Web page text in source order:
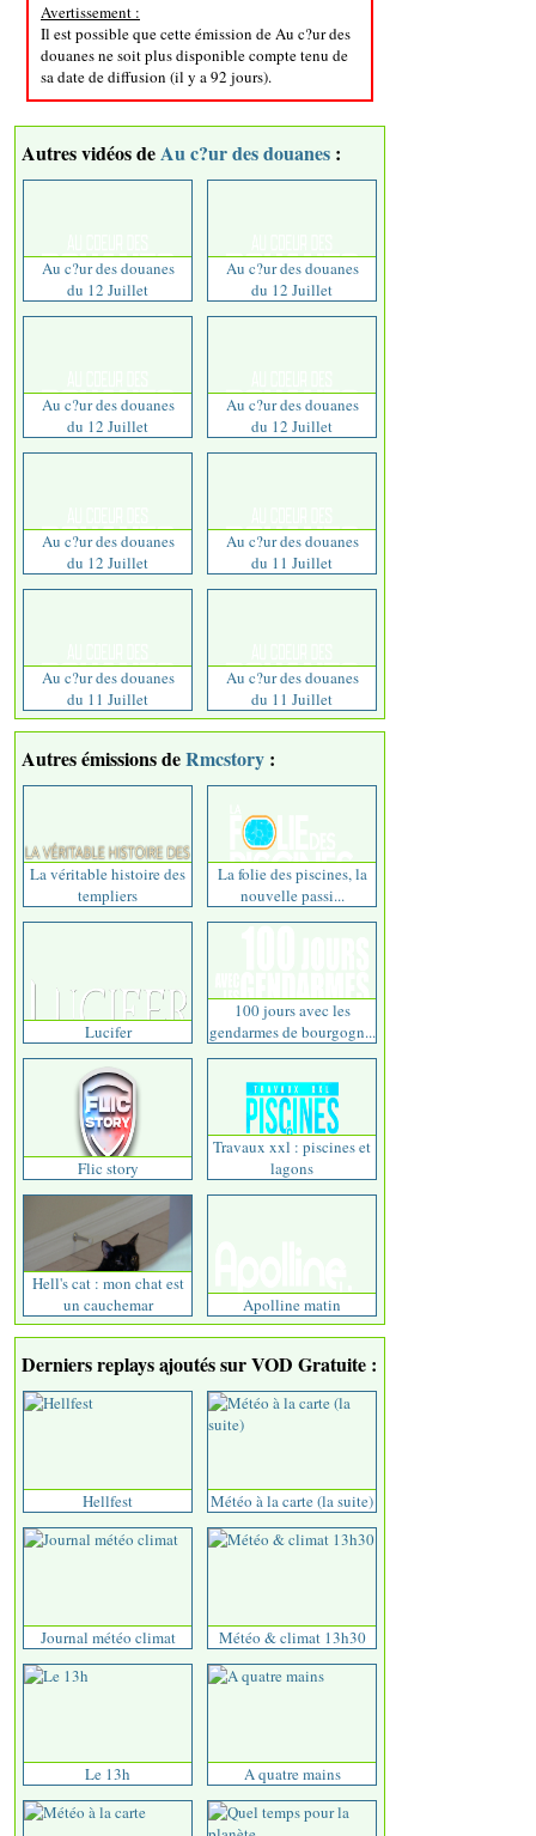
Avertissement :
Il est possible que cette émission de Au c?ur des
douanes ne soit plus disponible compte tenu de
sa date de diffusion (il y a 92 jours).
Autres vidéos deAu c?ur des douanes :
Au c?ur des douanes
du 12 Juillet
Au c?ur des douanes
du 12 Juillet
Au c?ur des douanes
du 12 Juillet
Au c?ur des douanes
du 12 Juillet
Au c?ur des douanes
du 12 Juillet
Au c?ur des douanes
du 11 Juillet
Au c?ur des douanes
du 11 Juillet
Au c?ur des douanes
du 11 Juillet
Autres émissions deRmcstory :
La véritable histoire des
templiers
La folie des piscines, la
nouvelle passi...
Lucifer
100 jours avec les
gendarmes de bourgogn...
Flic story
Travaux xxl : piscines et
lagons
Hell's cat : mon chat est
un cauchemar
Apolline matin
Derniers replays ajoutés sur VOD Gratuite :
Hellfest Météo à la carte (la suite)
Journal météo climat Météo & climat 13h30
Le 13h A quatre mains